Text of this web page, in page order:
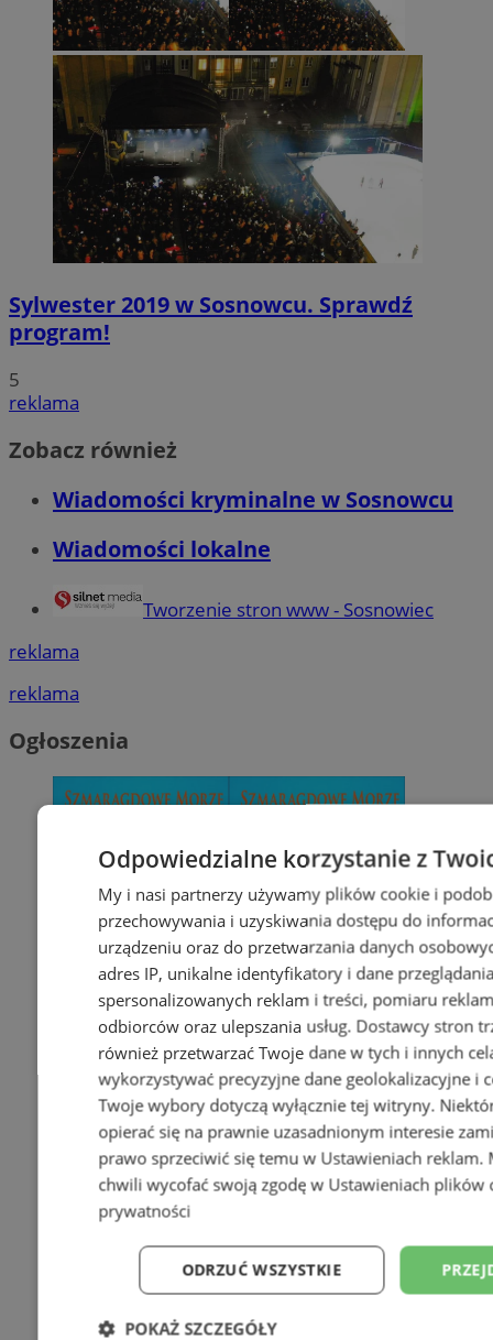
Sylwester 2019 w Sosnowcu. Sprawdź
program!
5
reklama
Zobacz również
Wiadomości kryminalne w Sosnowcu
Wiadomości lokalne
Tworzenie stron www - Sosnowiec
reklama
reklama
Ogłoszenia
Odpowiedzialne korzystanie z
My i nasi partnerzy używamy plików cookie i
przechowywania i uzyskiwania dostępu do
urządzeniu oraz do przetwarzania danych
adres IP, unikalne identyfikatory i dane
spersonalizowanych reklam i treści, pomiaru
odbiorców oraz ulepszania usług. Dostawcy stron
również przetwarzać Twoje dane w tych i innych
wykorzystywać precyzyjne dane geolokalizacyjne i
Twoje wybory dotyczą wyłącznie tej witryny.
opierać się na prawnie uzasadnionym interesie
prawo sprzeciwić się temu w Ustawieniach reklam.
chwili wycofać swoją zgodę w Ustawieniach plików
prywatności
ODRZUĆ WSZYSTKIE
POKAŻ SZCZEGÓŁY